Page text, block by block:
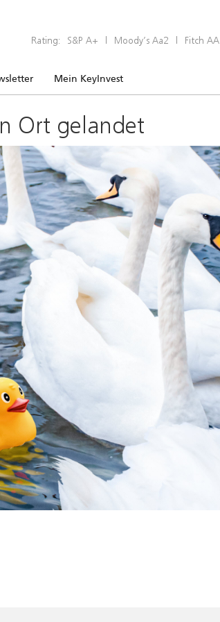
Rating: S&P A+ | Moody’s Aa2 | Fitch AA
Mein KeyInvest
Ort gelandet